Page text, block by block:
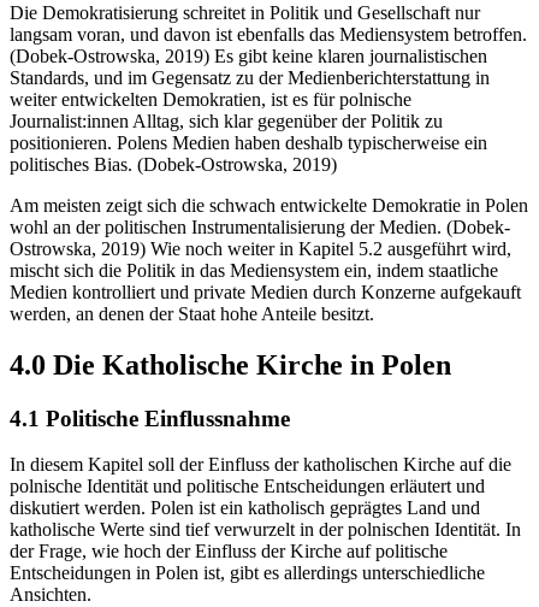
Die Demokratisierung schreitet in Politik und Gesellschaft nur
langsam voran, und davon ist ebenfalls das Mediensystem betroffen.
(Dobek-Ostrowska, 2019) Es gibt keine klaren journalistischen
Standards, und im Gegensatz zu der Medienberichterstattung in
weiter entwickelten Demokratien, ist es für polnische
Journalist:innen Alltag, sich klar gegenüber der Politik zu
positionieren. Polens Medien haben deshalb typischerweise ein
politisches Bias. (Dobek-Ostrowska, 2019)
Am meisten zeigt sich die schwach entwickelte Demokratie in Polen
wohl an der politischen Instrumentalisierung der Medien. (Dobek-
Ostrowska, 2019) Wie noch weiter in Kapitel 5.2 ausgeführt wird,
mischt sich die Politik in das Mediensystem ein, indem staatliche
Medien kontrolliert und private Medien durch Konzerne aufgekauft
werden, an denen der Staat hohe Anteile besitzt.
4.0 Die Katholische Kirche in Polen
4.1 Politische Einflussnahme
In diesem Kapitel soll der Einfluss der katholischen Kirche auf die
polnische Identität und politische Entscheidungen erläutert und
diskutiert werden. Polen ist ein katholisch geprägtes Land und
katholische Werte sind tief verwurzelt in der polnischen Identität. In
der Frage, wie hoch der Einfluss der Kirche auf politische
Entscheidungen in Polen ist, gibt es allerdings unterschiedliche
Ansichten.